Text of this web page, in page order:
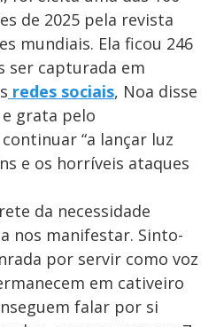
de 2025 pela revista
mundiais. Ela ficou 246
ser capturada em
redes sociais, Noa disse
grata pelo
“a lançar luz
e os horríveis ataques
da necessidade
nos manifestar. Sinto-
por servir como voz
em cativeiro
falar por si